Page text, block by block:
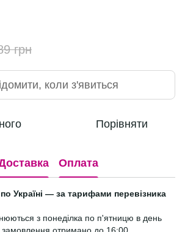
грн
коли з'явиться
Порівняти
Оплата
Україні — за тарифами перевізника
з понеділка по п'ятницю в день